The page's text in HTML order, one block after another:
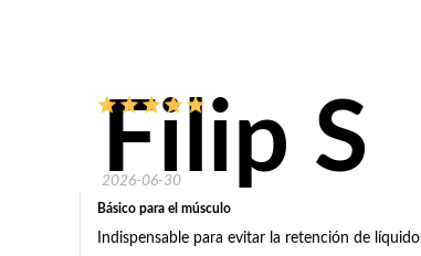
Filip S
2026-06-30
Básico para el músculo
Indispensable para evitar la retención de